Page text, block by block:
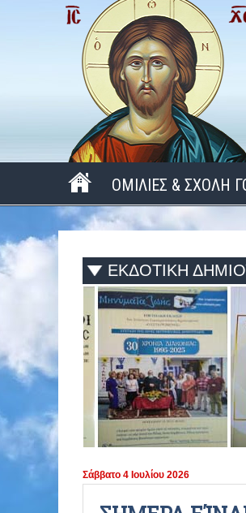
ΟΜΙΛΙΕΣ & ΣΧΟΛΗ
ΠΕΡΙΟΔΟΣ 2025 - 2026
ΠΕΡΙΟΔΟΣ 2024 - 2025
ΠΕΡΙΟΔΟΣ 2023 - 2024
ΠΕΡΙΟΔΟΣ 2022 - 2023
ΠΕΡΙΟΔΟΣ 2021 - 2022
ΠΕΡΙΟΔΟΣ 2020 - 2021
ΕΚΔΟΤΙΚΗ
Σάββατο 4 Ιουλίου 2026